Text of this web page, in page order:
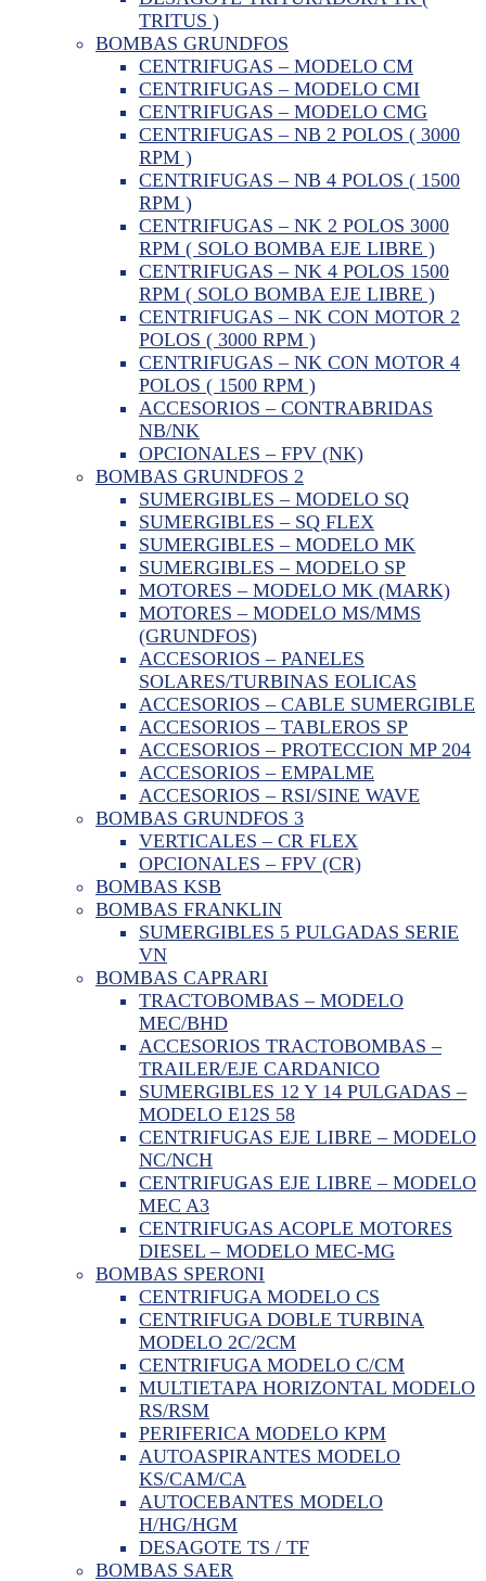
TRITUS )
BOMBAS GRUNDFOS
CENTRIFUGAS – MODELO CM
CENTRIFUGAS – MODELO CMI
CENTRIFUGAS – MODELO CMG
CENTRIFUGAS – NB 2 POLOS ( 3000
RPM )
CENTRIFUGAS – NB 4 POLOS ( 1500
RPM )
CENTRIFUGAS – NK 2 POLOS 3000
RPM ( SOLO BOMBA EJE LIBRE )
CENTRIFUGAS – NK 4 POLOS 1500
RPM ( SOLO BOMBA EJE LIBRE )
CENTRIFUGAS – NK CON MOTOR 2
POLOS ( 3000 RPM )
CENTRIFUGAS – NK CON MOTOR 4
POLOS ( 1500 RPM )
ACCESORIOS – CONTRABRIDAS
NB/NK
OPCIONALES – FPV (NK)
BOMBAS GRUNDFOS 2
SUMERGIBLES – MODELO SQ
SUMERGIBLES – SQ FLEX
SUMERGIBLES – MODELO MK
SUMERGIBLES – MODELO SP
MOTORES – MODELO MK (MARK)
MOTORES – MODELO MS/MMS
(GRUNDFOS)
ACCESORIOS – PANELES
SOLARES/TURBINAS EOLICAS
ACCESORIOS – CABLE SUMERGIBLE
ACCESORIOS – TABLEROS SP
ACCESORIOS – PROTECCION MP 204
ACCESORIOS – EMPALME
ACCESORIOS – RSI/SINE WAVE
BOMBAS GRUNDFOS 3
VERTICALES – CR FLEX
OPCIONALES – FPV (CR)
BOMBAS KSB
BOMBAS FRANKLIN
SUMERGIBLES 5 PULGADAS SERIE
VN
BOMBAS CAPRARI
TRACTOBOMBAS – MODELO
MEC/BHD
ACCESORIOS TRACTOBOMBAS –
TRAILER/EJE CARDANICO
SUMERGIBLES 12 Y 14 PULGADAS –
MODELO E12S 58
CENTRIFUGAS EJE LIBRE – MODELO
NC/NCH
CENTRIFUGAS EJE LIBRE – MODELO
MEC A3
CENTRIFUGAS ACOPLE MOTORES
DIESEL – MODELO MEC-MG
BOMBAS SPERONI
CENTRIFUGA MODELO CS
CENTRIFUGA DOBLE TURBINA
MODELO 2C/2CM
CENTRIFUGA MODELO C/CM
MULTIETAPA HORIZONTAL MODELO
RS/RSM
PERIFERICA MODELO KPM
AUTOASPIRANTES MODELO
KS/CAM/CA
AUTOCEBANTES MODELO
H/HG/HGM
DESAGOTE TS / TF
BOMBAS SAER